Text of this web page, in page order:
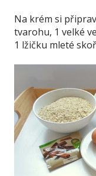
Na krém si
tvarohu, 1 velké
1 lžičku mleté